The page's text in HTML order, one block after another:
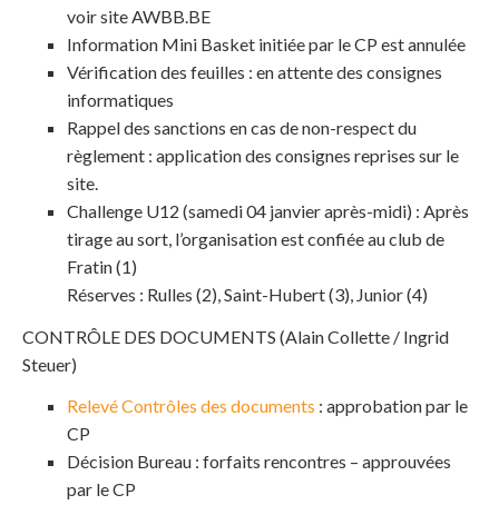
voir site AWBB.BE
Information Mini Basket initiée par le CP est annulée
Vérification des feuilles : en attente des consignes
informatiques
Rappel des sanctions en cas de non-respect du
règlement : application des consignes reprises sur le
site.
Challenge U12 (samedi 04 janvier après-midi) : Après
tirage au sort, l’organisation est confiée au club de
Fratin (1)
Réserves : Rulles (2), Saint-Hubert (3), Junior (4)
CONTRÔLE DES DOCUMENTS (Alain Collette / Ingrid
Steuer)
Relevé Contrôles des documents : approbation par le
CP
Décision Bureau : forfaits rencontres – approuvées
par le CP